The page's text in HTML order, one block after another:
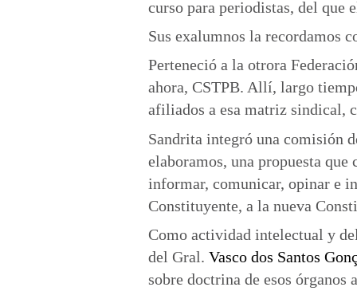
curso para periodistas, del que
Sus exalumnos la recordamos
Perteneció a la otrora
ahora, CSTPB. Allí, largo
afiliados a esa matriz sindical,
Sandrita integró una comisión
elaboramos, una propuesta
informar, comunicar, opinar e
Constituyente, a la nueva
Como actividad intelectual y
del Gral. Vasco dos Santos
sobre doctrina de esos